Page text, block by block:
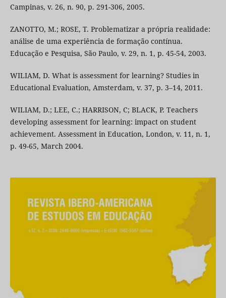
Campinas, v. 26, n. 90, p. 291-306, 2005.
ZANOTTO, M.; ROSE, T. Problematizar a própria realidade:
análise de uma experiência de formação contínua.
Educação e Pesquisa, São Paulo, v. 29, n. 1, p. 45-54, 2003.
WILIAM, D. What is assessment for learning? Studies in
Educational Evaluation, Amsterdam, v. 37, p. 3–14, 2011.
WILIAM, D.; LEE, C.; HARRISON, C; BLACK, P. Teachers
developing assessment for learning: impact on student
achievement. Assessment in Education, London, v. 11, n. 1,
p. 49-65, March 2004.